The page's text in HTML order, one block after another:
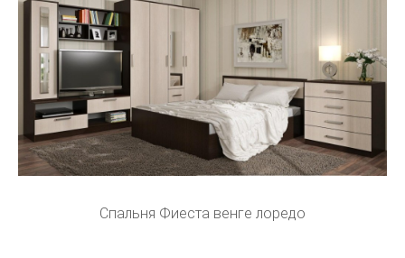
Спальня Фиеста венге лоредо